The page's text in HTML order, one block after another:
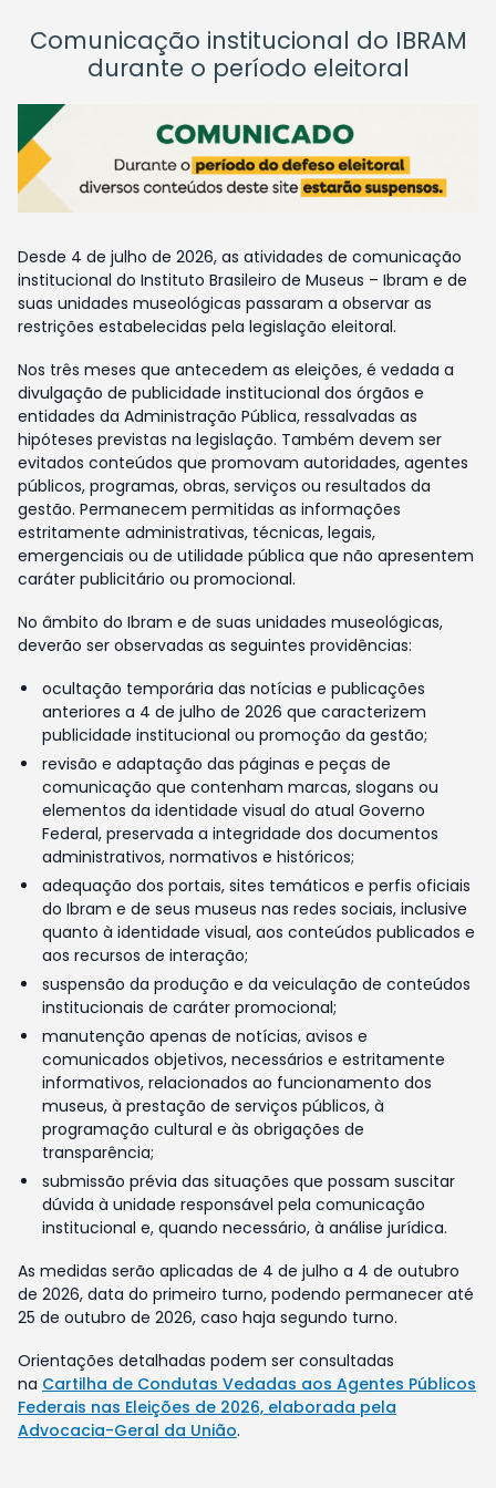
Comunicação institucional do IBRAM
durante o período eleitoral
Desde 4 de julho de 2026, as atividades de comunicação
institucional do Instituto Brasileiro de Museus – Ibram e de
suas unidades museológicas passaram a observar as
restrições estabelecidas pela legislação eleitoral.
Nos três meses que antecedem as eleições, é vedada a
divulgação de publicidade institucional dos órgãos e
entidades da Administração Pública, ressalvadas as
hipóteses previstas na legislação. Também devem ser
evitados conteúdos que promovam autoridades, agentes
públicos, programas, obras, serviços ou resultados da
gestão. Permanecem permitidas as informações
estritamente administrativas, técnicas, legais,
emergenciais ou de utilidade pública que não apresentem
caráter publicitário ou promocional.
No âmbito do Ibram e de suas unidades museológicas,
deverão ser observadas as seguintes providências:
ocultação temporária das notícias e publicações
anteriores a 4 de julho de 2026 que caracterizem
publicidade institucional ou promoção da gestão;
revisão e adaptação das páginas e peças de
comunicação que contenham marcas, slogans ou
elementos da identidade visual do atual Governo
Federal, preservada a integridade dos documentos
administrativos, normativos e históricos;
adequação dos portais, sites temáticos e perfis oficiais
do Ibram e de seus museus nas redes sociais, inclusive
quanto à identidade visual, aos conteúdos publicados e
aos recursos de interação;
suspensão da produção e da veiculação de conteúdos
institucionais de caráter promocional;
manutenção apenas de notícias, avisos e
comunicados objetivos, necessários e estritamente
informativos, relacionados ao funcionamento dos
museus, à prestação de serviços públicos, à
programação cultural e às obrigações de
transparência;
submissão prévia das situações que possam suscitar
dúvida à unidade responsável pela comunicação
institucional e, quando necessário, à análise jurídica.
As medidas serão aplicadas de 4 de julho a 4 de outubro
de 2026, data do primeiro turno, podendo permanecer até
25 de outubro de 2026, caso haja segundo turno.
Orientações detalhadas podem ser consultadas
na Cartilha de Condutas Vedadas aos Agentes Públicos
Federais nas Eleições de 2026, elaborada pela
Advocacia-Geral da União.